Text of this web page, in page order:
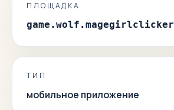
ПЛОЩАДКА
game.wolf.magegirlclicker
ТИП
мобильное приложение